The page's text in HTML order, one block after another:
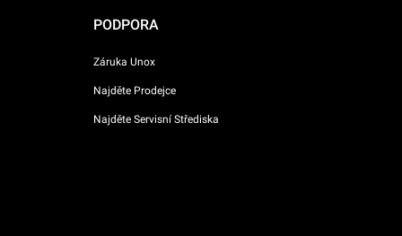
PODPORA
Záruka Unox
Najděte Prodejce
Najděte Servisní Střediska